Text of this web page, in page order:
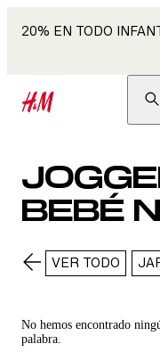
20% EN TODO
BEBÉ
VER TODO
No hemos encontrado
palabra.